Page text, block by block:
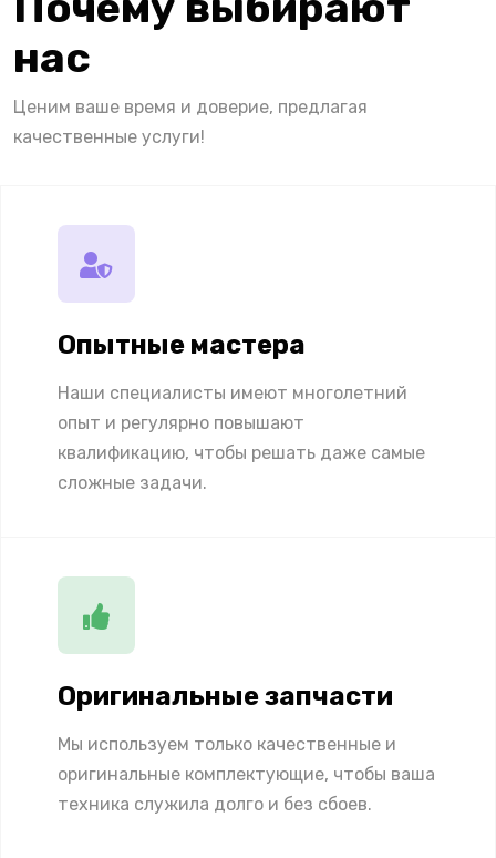
нас
Ценим ваше время и доверие, предлагая
качественные услуги!
Опытные мастера
Наши специалисты имеют многолетний
опыт и регулярно повышают
квалификацию, чтобы решать даже самые
сложные задачи.
Оригинальные запчасти
Мы используем только качественные и
оригинальные комплектующие, чтобы ваша
техника служила долго и без сбоев.